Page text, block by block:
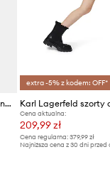
Elisabetta Franchi szorty bawełniane dziecięce
extra -5% z kodem: OFF*
Karl Lagerfeld szorty
Cena aktualna:
209,99 zł
Cena regularna:379,99 zł
Najniższa cena z 30 dni przed